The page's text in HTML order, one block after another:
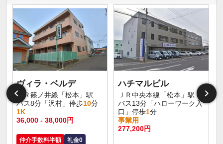
ヴィラ・ベルデ
ＪＲ篠ノ井線「松本」駅
バス8分「沢村」停歩10分
1K
36,000 - 38,000円
仲介手数料半額
礼金0
ハチマルビル
ＪＲ中央本線「松本」駅
バス13分「ハローワーク入
口」停歩1分
事業用
277,200円